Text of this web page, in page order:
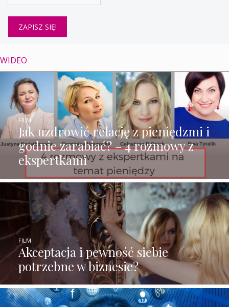
WIDEO
Jak uzdrowić relację z pieniędzmi i
godnie zarabiać? – 4 rozmowy z
ekspertkami
FILM
Akceptacja i pewność siebie
potrzebne w biznesie?
FILM